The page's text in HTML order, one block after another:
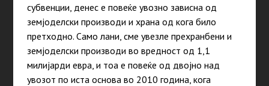
субвенции, денес е повеќе увозно зависна од
земјоделски производи и храна од кога било
претходно. Само лани, сме увезле прехранбени и
земјоделски производи во вредност од 1,1
милијарди евра, и тоа е повеќе од двојно над
увозот по иста основа во 2010 година, кога